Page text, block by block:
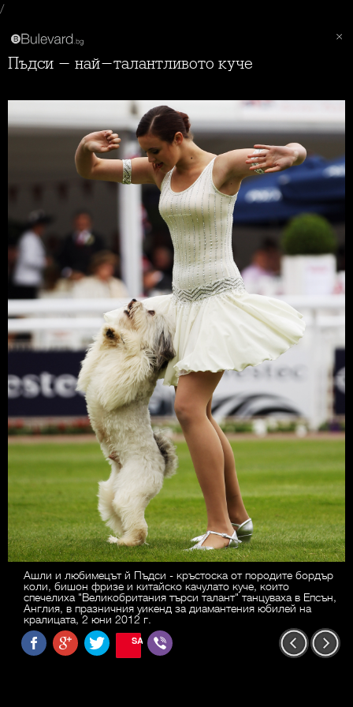
/
Пъдси - най-талантливото куче
Ашли и любимецът й Пъдси - кръстоска от породите бордър
коли, бишон фризе и китайско качулато куче, които
спечелиха "Великобритания търси талант" танцуваха в Епсън,
Англия, в празничния уикенд за диамантения юбилей на
кралицата, 2 юни 2012 г.
SAVE